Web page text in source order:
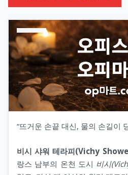
“뜨거운 손끝 대신, 물의 손길이
비시 샤워 테라피(Vichy
랑스 남부의 온천 도시 비시